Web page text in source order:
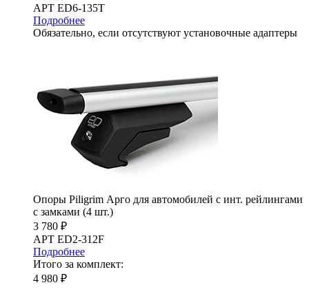
АРТ ED6-135T
Подробнее
Обязательно, если отсутствуют установочные адаптеры
Опоры Piligrim Арго для автомобилей с инт. рейлингами
с замками (4 шт.)
3 780 ₽
АРТ ED2-312F
Подробнее
Итого за комплект:
4 980 ₽